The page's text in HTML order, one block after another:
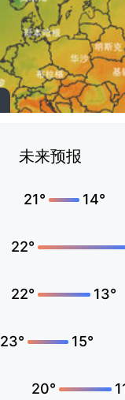
未来预报
21° 14°
22°
22° 13°
23° 15°
20°